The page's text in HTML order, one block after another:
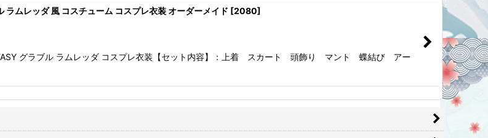
ムレッダ 風 コスチューム コスプレ衣装 オーダーメイド [2080]
グラブル ラムレッダ コスプレ衣装【セット内容】：上着 スカート 頭飾り マント 蝶結び アー